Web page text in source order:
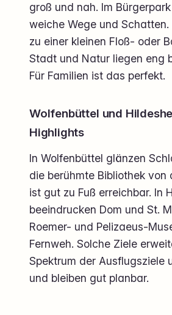
groß und nah. Im
weiche Wege und
zu einer kleinen Floß- oder
Stadt und Natur liegen eng
Für Familien ist das perfekt.
Wolfenbüttel und
Highlights
In Wolfenbüttel glänzen
die berühmte Bibliothek von
ist gut zu Fuß erreichbar. In
beeindrucken Dom und St.
Roemer- und Pelizaeus-
Fernweh. Solche Ziele
Spektrum der Ausflugsziele
und bleiben gut planbar.